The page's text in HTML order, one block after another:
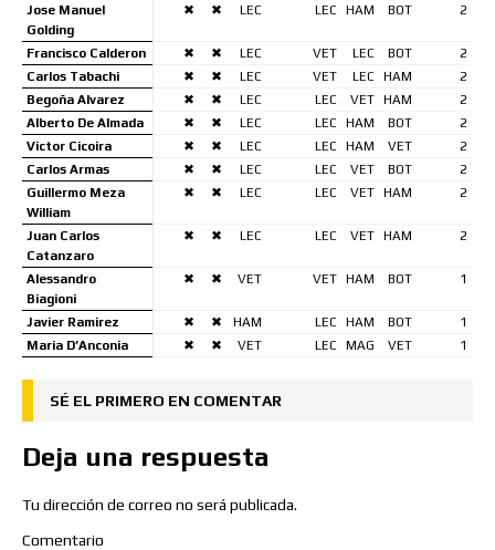
Jose Manuel
Golding
✖ ✖ LEC LEC HAM BOT 2
Francisco Calderon ✖ ✖ LEC VET LEC BOT
2
Carlos Tabachi
✖ ✖ LEC VET LEC HAM
2
Begoña Alvarez
✖ ✖ LEC LEC VET HAM
2
Alberto De Almada
✖ ✖ LEC LEC HAM BOT
2
Victor Cicoira
✖ ✖ LEC LEC HAM VET
2
Carlos Armas
✖ ✖ LEC LEC VET BOT
2
Guillermo Meza
William
✖ ✖ LEC LEC VET HAM 2
Juan Carlos
Catanzaro
✖ ✖ LEC LEC VET HAM 2
Alessandro
Biagioni
✖ ✖ VET VET HAM BOT 1
Javier Ramirez ✖ ✖ HAM LEC HAM BOT
1
Maria D’Anconia
✖ ✖ VET LEC MAG VET 1
SÉ EL PRIMERO EN COMENTAR
Deja una respuesta
Tu dirección de correo no será publicada.
Comentario